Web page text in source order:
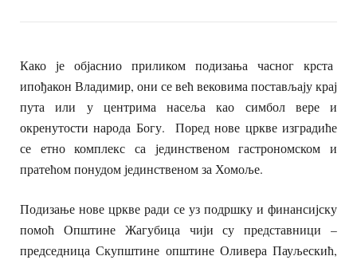
Како је објаснио приликом подизања часног крста
ипођакон Владимир, они се већ вековима постављају крај
пута или у центрима насеља као симбол вере и
окренутости народа Богу.Поред нове цркве изградиће
се етно комплекс са јединственом гастрономском и
пратећом понудом јединственом за Хомоље.
Подизање нове цркве ради се уз подршку и финансијску
помоћ Општине Жагубица чији су представници –
председница Скупштине општине Оливера Пауљескић,